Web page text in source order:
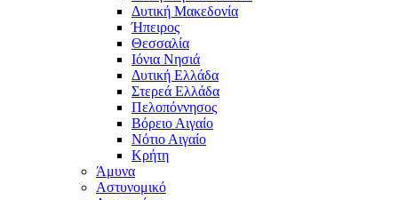
Δυτική Μακεδονία
Ήπειρος
Θεσσαλία
Ιόνια Νησιά
Δυτική Ελλάδα
Στερεά Ελλάδα
Πελοπόννησος
Βόρειο Αιγαίο
Νότιο Αιγαίο
Κρήτη
Άμυνα
Αστυνομικό